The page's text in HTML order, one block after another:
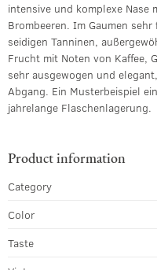
intensive und komplexe Nase
Brombeeren. Im Gaumen
seidigen Tanninen,
Frucht mit Noten von Kaffee,
sehr ausgewogen und
Abgang. Ein Musterbeispiel
jahrelange Flaschenlagerung.
Product information
Category
Color
Taste